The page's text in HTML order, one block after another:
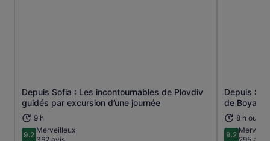
Depuis Sofia : Les incontournables de Plovdiv
guidés par excursion d’une journée
9 h
9.29.2 sur 10
Merveilleux
S’ouvre dans un nouvel onglet.
Depuis
de Boyana
8 h ou
9.29.2 sur 10